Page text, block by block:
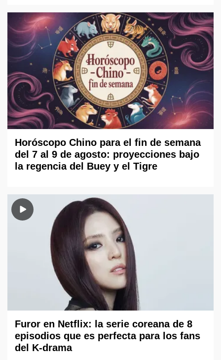
Horóscopo Chino para el fin de semana
del 7 al 9 de agosto: proyecciones bajo
la regencia del Buey y el Tigre
Furor en Netflix: la serie coreana de 8
episodios que es perfecta para los fans
del K-drama